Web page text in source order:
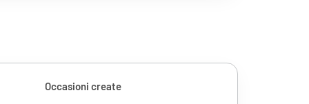
Occasioni create